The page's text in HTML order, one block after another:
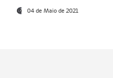
04 de Maio de 2021